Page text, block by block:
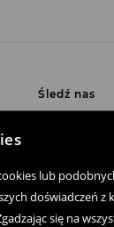
lub
doświadczeń z
się na
Śledź nas
on-line